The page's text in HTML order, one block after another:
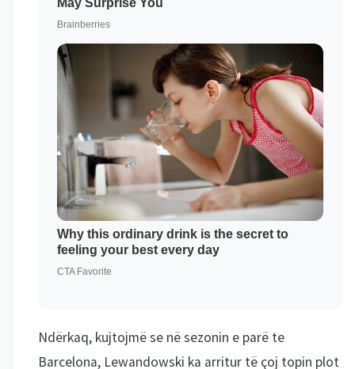
Ndërkaq, kujtojmë se në sezonin e parë te
Barcelona, Lewandowski ka arritur të çoj topin plot